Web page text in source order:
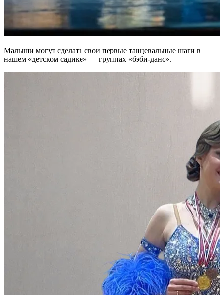
Малыши могут сделать свои первые танцевальные шаги в
нашем «детском садике» — группах «бэби-данс».